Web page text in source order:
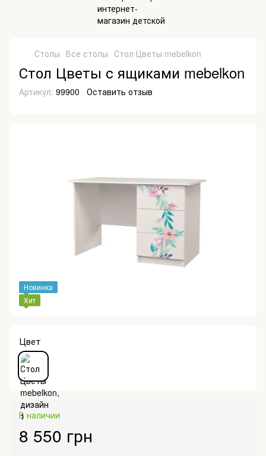
Столы Все столы Стол Цветы mebelkon
Стол Цветы с ящиками mebelkon
Артикул: 99900 Оставить отзыв
Новинка
Хит
Цвет
В наличии
8 550 грн